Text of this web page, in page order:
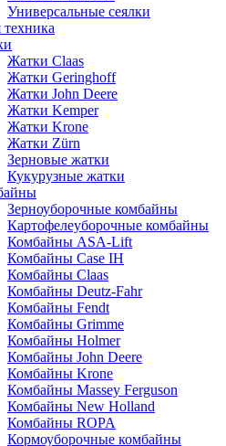
Универсальные сеялки
Жатки Claas
Жатки Geringhoff
Жатки John Deere
Жатки Kemper
Жатки Krone
Жатки Zürn
Зерновые жатки
Кукурузные жатки
Зерноуборочные комбайны
Картофелеуборочные комбайны
Комбайны ASA-Lift
Комбайны Case IH
Комбайны Claas
Комбайны Deutz-Fahr
Комбайны Fendt
Комбайны Grimme
Комбайны Holmer
Комбайны John Deere
Комбайны Krone
Комбайны Massey Ferguson
Комбайны New Holland
Комбайны ROPA
Кормоуборочные комбайны